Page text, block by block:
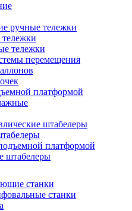
ручные тележки
тележки
перемещения
платформой
штабелеры
платформой
штабелеры
станки
станки